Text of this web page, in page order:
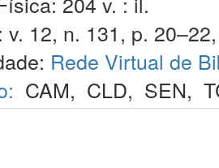
12, n. 131, p.
Rede Virtual de
CAM, CLD, SEN,